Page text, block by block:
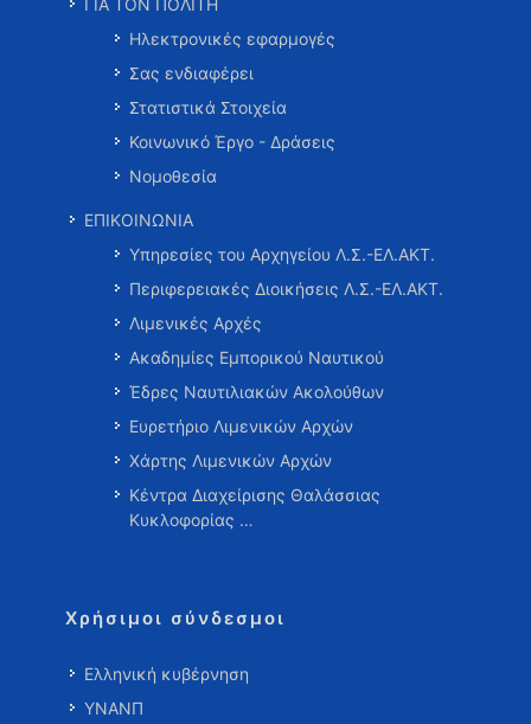
ΓΙΑ ΤΟΝ ΠΟΛΙΤΗ
Ηλεκτρονικές εφαρμογές
Σας ενδιαφέρει
Στατιστικά Στοιχεία
Κοινωνικό Έργο - Δράσεις
Νομοθεσία
ΕΠΙΚΟΙΝΩΝΙΑ
Υπηρεσίες του Αρχηγείου Λ.Σ.-ΕΛ.ΑΚΤ.
Περιφερειακές Διοικήσεις Λ.Σ.-ΕΛ.ΑΚΤ.
Λιμενικές Αρχές
Ακαδημίες Εμπορικού Ναυτικού
Έδρες Ναυτιλιακών Ακολούθων
Ευρετήριο Λιμενικών Αρχών
Χάρτης Λιμενικών Αρχών
Κέντρα Διαχείρισης Θαλάσσιας
Κυκλοφορίας …
Χρήσιμοι σύνδεσμοι
Ελληνική κυβέρνηση
ΥΝΑΝΠ